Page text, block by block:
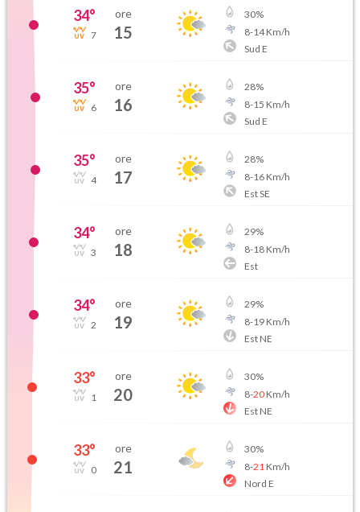
34°
7
ore
15
30%
8-14Km/h
Sud E
35°
6
ore
16
28%
8-15 Km/h
Sud E
35°
4
ore
17
28%
8-16Km/h
Est SE
34°
3
ore
18
29%
8-18Km/h
Est
34°
2
ore
19
29%
8-19Km/h
Est NE
33°
1
ore
20
30%
8-20Km/h
Est NE
33°
0
ore
21
30%
8-21 Km/h
Nord E